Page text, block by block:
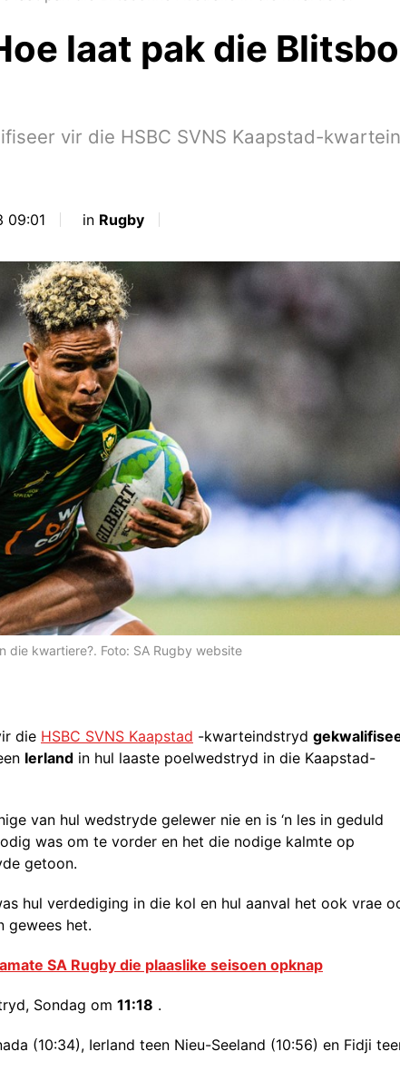
laat pak die
vir die HSBC SVNS Kaapstad-
09:01 in Rugby
die kwartiere?. Foto: SA Rugby website
die HSBC SVNS Kaapstad -kwarteindstryd
Ierland in hul laaste poelwedstryd in die Kaapstad-
van hul wedstryde gelewer nie en is ‘n les in geduld
was om te vorder en het die nodige kalmte op
getoon.
hul verdediging in die kol en hul aanval het ook vrae
gewees het.
SA Rugby die plaaslike seisoen opknap
Sondag om 11:18 .
(10:34), Ierland teen Nieu-Seeland (10:56) en Fidji